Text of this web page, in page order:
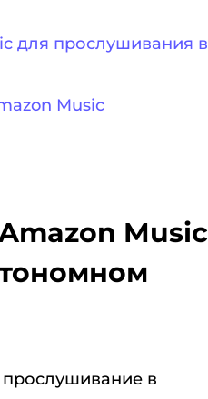
для прослушивания в
Music
Music
в